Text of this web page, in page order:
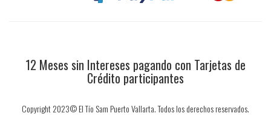
12 Meses sin Intereses pagando con Tarjetas de
Crédito participantes
Copyright 2023© El Tío Sam Puerto Vallarta. Todos los derechos reservados.